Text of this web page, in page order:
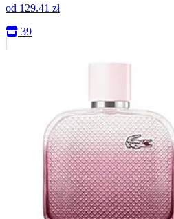
od 129.41 zł
39